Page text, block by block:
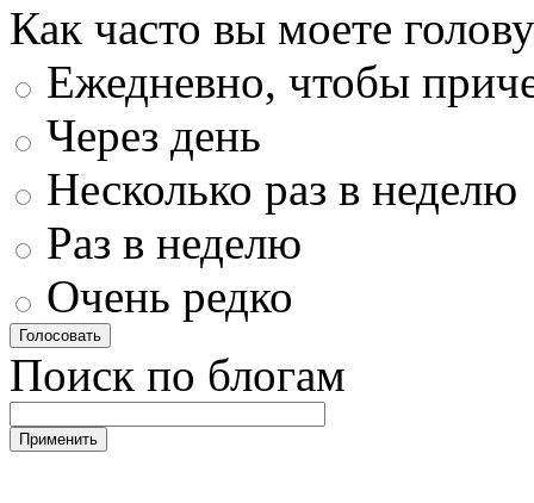
Как часто вы моете
Ежедневно, чтобы
Через день
Несколько раз в неделю
Раз в неделю
Очень редко
Поиск по блогам